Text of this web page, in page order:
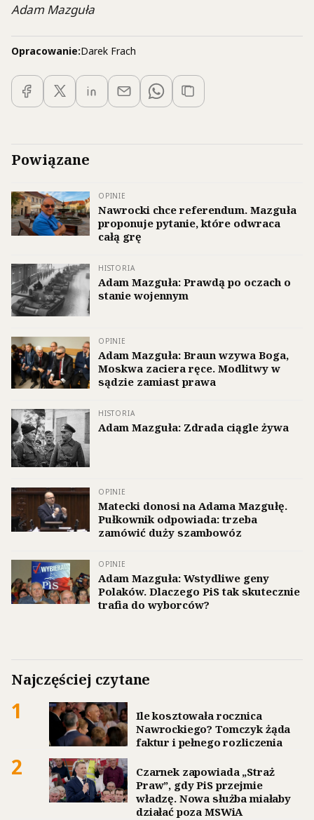
Adam Mazguła
Opracowanie:Darek Frach
Powiązane
OPINIE
Nawrocki chce referendum. Mazguła
proponuje pytanie, które odwraca
całą grę
HISTORIA
Adam Mazguła: Prawdą po oczach o
stanie wojennym
OPINIE
Adam Mazguła: Braun wzywa Boga,
Moskwa zaciera ręce. Modlitwy w
sądzie zamiast prawa
HISTORIA
Adam Mazguła: Zdrada ciągle żywa
OPINIE
Matecki donosi na Adama Mazgułę.
Pułkownik odpowiada: trzeba
zamówić duży szambowóz
OPINIE
Adam Mazguła: Wstydliwe geny
Polaków. Dlaczego PiS tak skutecznie
trafia do wyborców?
Najczęściej czytane
1
Ile kosztowała rocznica
Nawrockiego? Tomczyk żąda
faktur i pełnego rozliczenia
2
Czarnek zapowiada „Straż
Praw”, gdy PiS przejmie
władzę. Nowa służba miałaby
działać poza MSWiA